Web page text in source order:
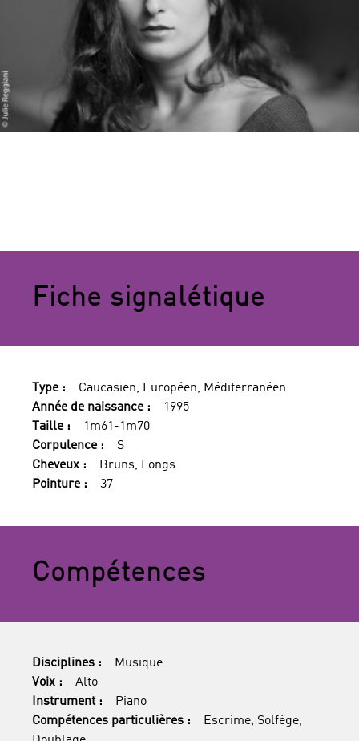
Fiche signalétique
Type :
Caucasien, Européen, Méditerranéen
Année de naissance :
1995
Taille :
1m61-1m70
Corpulence :
S
Cheveux :
Bruns, Longs
Pointure :
37
Compétences
Disciplines :
Musique
Voix :
Alto
Instrument :
Piano
Compétences particulières :
Escrime, Solfège,